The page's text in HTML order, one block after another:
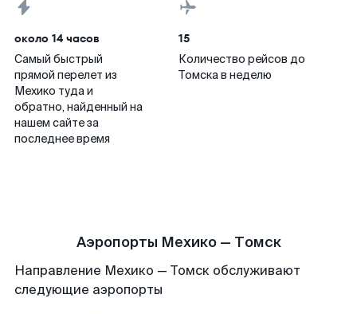
около 14 часов
Самый быстрый
прямой перелет из
Мехико туда и
обратно, найденный на
нашем сайте за
последнее время
15
Количество рейсов до
Томска в неделю
Аэропорты Мехико — Томск
Направление Мехико — Томск обслуживают
следующие аэропорты